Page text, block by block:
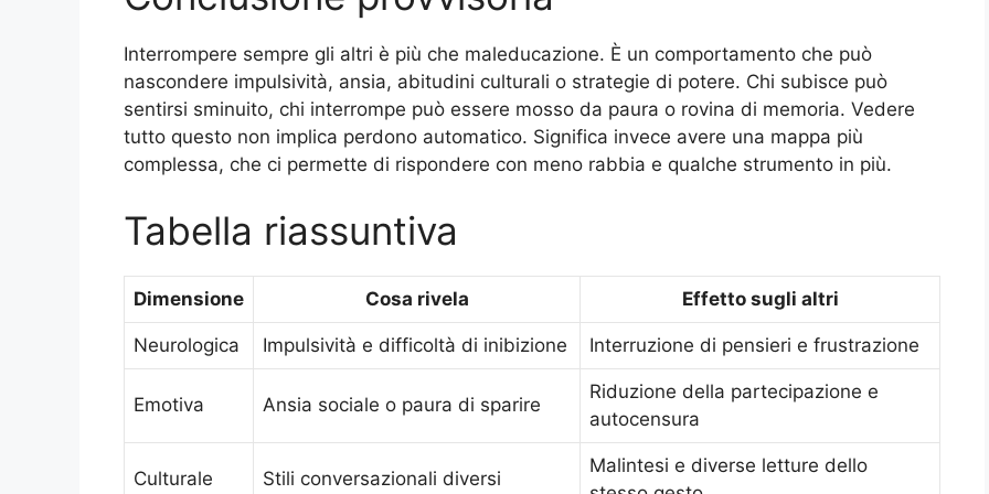
Interrompere sempre gli altri è più che maleducazione. È un comportamento che può
nascondere impulsività, ansia, abitudini culturali o strategie di potere. Chi subisce può
sentirsi sminuito, chi interrompe può essere mosso da paura o rovina di memoria. Vedere
tutto questo non implica perdono automatico. Significa invece avere una mappa più
complessa, che ci permette di rispondere con meno rabbia e qualche strumento in più.
Tabella riassuntiva
Dimensione Cosa rivela Effetto sugli altri
Neurologica Impulsività e difficoltà di inibizione Interruzione di pensieri e frustrazione
Emotiva Ansia sociale o paura di sparire
Riduzione della partecipazione e
autocensura
Culturale Stili conversazionali diversi
Malintesi e diverse letture dello